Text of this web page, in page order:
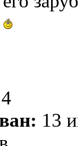
13